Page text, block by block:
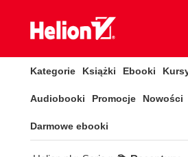
Kategorie Książki Ebooki
Audiobooki Promocje Nowości
Darmowe ebooki